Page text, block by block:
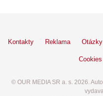
Kontakty Reklama
Cookies
© OUR MEDIA SR a. s. 2026.